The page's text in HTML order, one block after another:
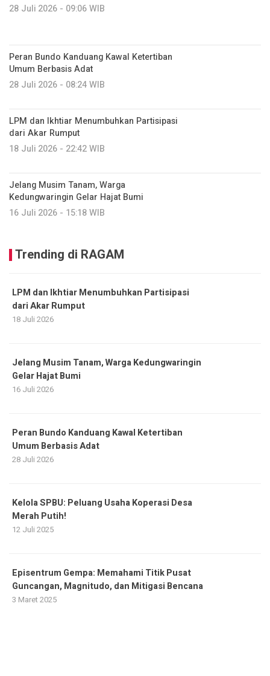
28 Juli 2026 - 09:06 WIB
Peran Bundo Kanduang Kawal Ketertiban
Umum Berbasis Adat
28 Juli 2026 - 08:24 WIB
LPM dan Ikhtiar Menumbuhkan Partisipasi
dari Akar Rumput
18 Juli 2026 - 22:42 WIB
Jelang Musim Tanam, Warga
Kedungwaringin Gelar Hajat Bumi
16 Juli 2026 - 15:18 WIB
Trending di RAGAM
LPM dan Ikhtiar Menumbuhkan Partisipasi
dari Akar Rumput
18 Juli 2026
Jelang Musim Tanam, Warga Kedungwaringin
Gelar Hajat Bumi
16 Juli 2026
Peran Bundo Kanduang Kawal Ketertiban
Umum Berbasis Adat
28 Juli 2026
Kelola SPBU: Peluang Usaha Koperasi Desa
Merah Putih!
12 Juli 2025
Episentrum Gempa: Memahami Titik Pusat
Guncangan, Magnitudo, dan Mitigasi Bencana
3 Maret 2025